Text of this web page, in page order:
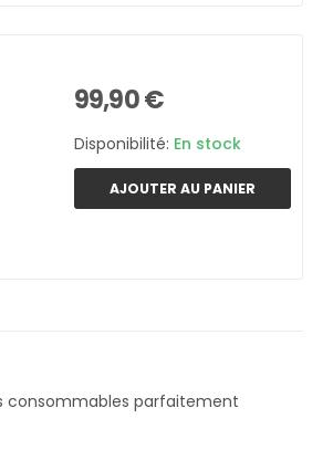
99,90 €
Disponibilité: En stock
AJOUTER AU PANIER
consommables parfaitement